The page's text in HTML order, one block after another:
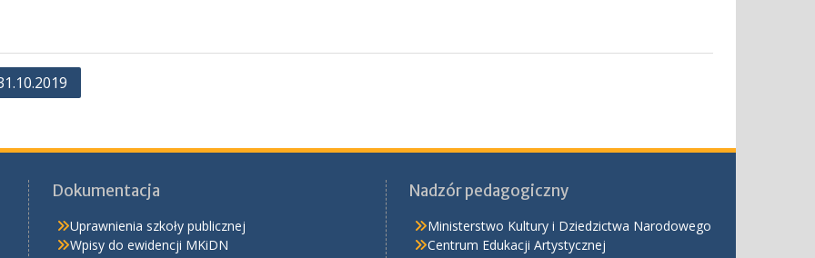
Dokumentacja
Uprawnienia szkoły publicznej
Wpisy do ewidencji MKiDN
Nadzór pedagogiczny
Ministerstwo Kultury i Dziedzictwa Narodowego
Centrum Edukacji Artystycznej